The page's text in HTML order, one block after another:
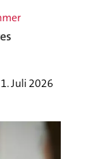
Juli 2026